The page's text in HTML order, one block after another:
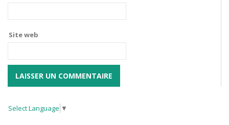
Site web
Select Language ▼